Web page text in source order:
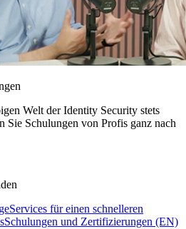
Welt der Identity Security stets
Sie Schulungen von Profis ganz nach
Services für einen schnelleren
Schulungen und Zertifizierungen (EN)